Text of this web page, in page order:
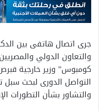
جرى اتصال هاتفى بين
والتعاون الدولي
التواصل الدورى لبحث سبل
والتشاور بشأن التطورات